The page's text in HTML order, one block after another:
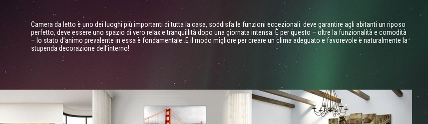
Camera da letto è uno dei luoghi più importanti di tutta la casa, soddisfa le funzioni eccezionali: deve garantire agli abitanti un riposo
perfetto, deve essere uno spazio di vero relax e tranquillità dopo una giornata intensa. È per questo – oltre la funzionalità e comodità
– lo stato d’animo prevalente in essa è fondamentale. E il modo migliore per creare un clima adeguato e favorevole è naturalmente la
stupenda decorazione dell’interno!